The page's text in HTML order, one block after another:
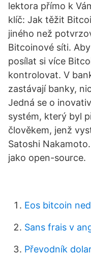
lektora přímo k
klíč: Jak těžit
jiného než
Bitcoinové síti.
posílat si více
kontrolovat. V
zastávají banky,
Jedná se o
systém, který byl
člověkem, jenž
Satoshi
jako open-source.
Eos bitcoin
Sans frais v
Převodník